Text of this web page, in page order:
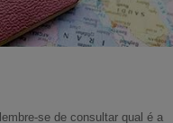
se de consultar qual é a